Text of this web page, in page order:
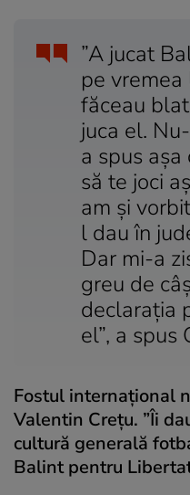
”A jucat
pe vremea
făceau
juca el.
a spus
să te joci
am și
l dau în
Dar mi-a
greu de
declarația
el”, a spus
Fostul internațional
Valentin Crețu. ”Îi
cultură generală
Balint pentru